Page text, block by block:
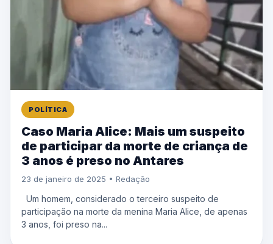
POLÍTICA
Caso Maria Alice: Mais um suspeito
de participar da morte de criança de
3 anos é preso no Antares
23 de janeiro de 2025 • Redação
Um homem, considerado o terceiro suspeito de
participação na morte da menina Maria Alice, de apenas
3 anos, foi preso na...